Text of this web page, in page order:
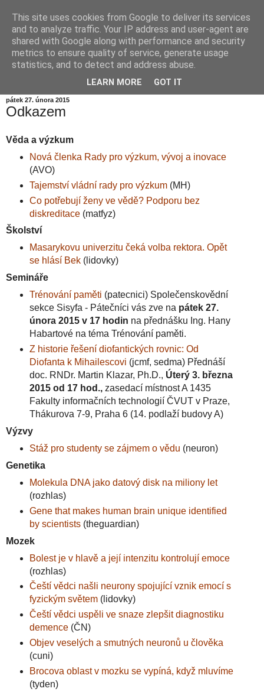
Informační zátiší
Blog Ústavu informatiky Akademie věd České republiky,
pátek 27. února 2015
Odkazem
Věda a výzkum
Nová členka Rady pro výzkum, vývoj a inovace
(AVO)
Tajemství vládní rady pro výzkum(MH)
Co potřebují ženy ve vědě? Podporu bez
diskreditace(matfyz)
Školství
Masarykovu univerzitu čeká volba rektora. Opět
se hlásí Bek(lidovky)
Semináře
Trénování paměti (patecnici) Společenskovědní
sekce Sisyfa - Pátečníci vás zve na pátek 27.
února 2015 v 17 hodin na přednášku Ing. Hany
Habartové na téma Trénování paměti.
Z historie řešení diofantických rovnic: Od
Diofanta k Mihailescovi (jcmf, sedma) Přednáší
doc. RNDr. Martin Klazar, Ph.D., Úterý 3. března
2015 od 17 hod.,zasedací místnost A 1435
Fakulty informačních technologií ČVUT v Praze,
Thákurova 7-9, Praha 6 (14. podlaží budovy A)
Výzvy
Stáž pro studenty se zájmem o vědu (neuron)
Genetika
Molekula DNA jako datový disk na miliony let
(rozhlas)
Gene that makes human brain unique identified
by scientists(theguardian)
Mozek
Bolest je v hlavě a její intenzitu kontrolují emoce
(rozhlas)
Čeští vědci našli neurony spojující vznik emocí s
fyzickým světem(lidovky)
Čeští vědci uspěli ve snaze zlepšit diagnostiku
demence(ČN)
Objev veselých a smutných neuronů u člověka
(cuni)
Brocova oblast v mozku se vypíná, když mluvíme
(tyden)
This site uses cookies from Google to deliver its services
and to analyze traffic. Your IP address and user-agent are
shared with Google along with performance and security
metrics to ensure quality of service, generate usage
statistics, and to detect and address abuse.
LEARN MORE GOT IT